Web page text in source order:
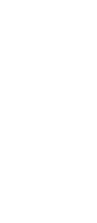
Coteaux